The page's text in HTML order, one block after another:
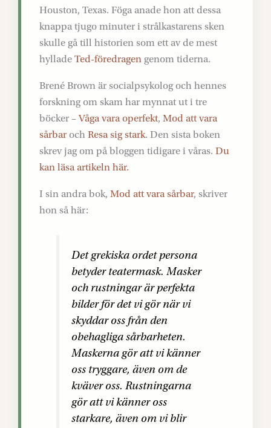
Houston, Texas. Föga anade hon att dessa
knappa tjugo minuter i strålkastarens sken
skulle gå till historien som ett av de mest
hyllade Ted-föredragen genom tiderna.
Brené Brown är socialpsykolog och hennes
forskning om skam har mynnat ut i tre
böcker –Våga vara operfekt, Mod att vara
sårbar och Resa sig stark. Den sista boken
skrev jag om på bloggen tidigare i våras. Du
kan läsa artikeln här.
I sin andra bok, Mod att vara sårbar, skriver
hon så här:
Det grekiska ordet persona
betyder teatermask. Masker
och rustningar är perfekta
bilder för det vi gör när vi
skyddar oss från den
obehagliga sårbarheten.
Maskerna gör att vi känner
oss tryggare, även om de
kväver oss. Rustningarna
gör att vi känner oss
starkare, även om vi blir